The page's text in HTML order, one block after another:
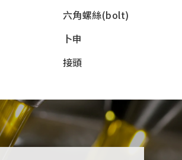
六角螺絲(bolt)
卜申
接頭